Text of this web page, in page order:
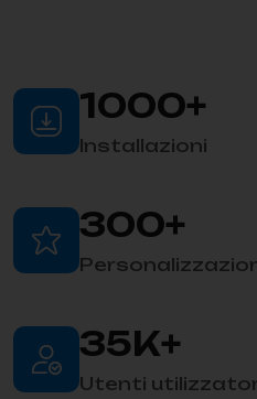
1000+
Installazioni
300+
35K+
Utenti